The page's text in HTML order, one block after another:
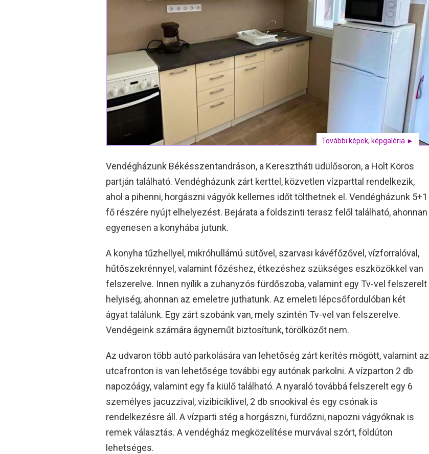
További képek, képgaléria ►
Vendégházunk Békésszentandráson, a Keresztháti üdülősoron, a Holt Körös
partján található. Vendégházunk zárt kerttel, közvetlen vízparttal rendelkezik,
ahol a pihenni, horgászni vágyók kellemes időt tölthetnek el. Vendégházunk 5+1
fő részére nyújt elhelyezést. Bejárata a földszinti terasz felől található, ahonnan
egyenesen a konyhába jutunk.
A konyha tűzhellyel, mikróhullámú sütővel, szarvasi kávéfőzővel, vízforralóval,
hűtőszekrénnyel, valamint főzéshez, étkezéshez szükséges eszközökkel van
felszerelve. Innen nyílik a zuhanyzós fürdőszoba, valamint egy Tv-vel felszerelt
helyiség, ahonnan az emeletre juthatunk. Az emeleti lépcsőfordulóban két
ágyat találunk. Egy zárt szobánk van, mely szintén Tv-vel van felszerelve.
Vendégeink számára ágyneműt biztosítunk, törölközőt nem.
Az udvaron több autó parkolására van lehetőség zárt kerítés mögött, valamint az
utcafronton is van lehetősége további egy autónak parkolni. A vízparton 2 db
napozóágy, valamint egy fa kiülő található. A nyaraló továbbá felszerelt egy 6
személyes jacuzzival, vízibiciklivel, 2 db snookival és egy csónak is
rendelkezésre áll. A vízparti stég a horgászni, fürdőzni, napozni vágyóknak is
remek választás. A vendégház megközelítése murvával szórt, földúton
lehetséges.